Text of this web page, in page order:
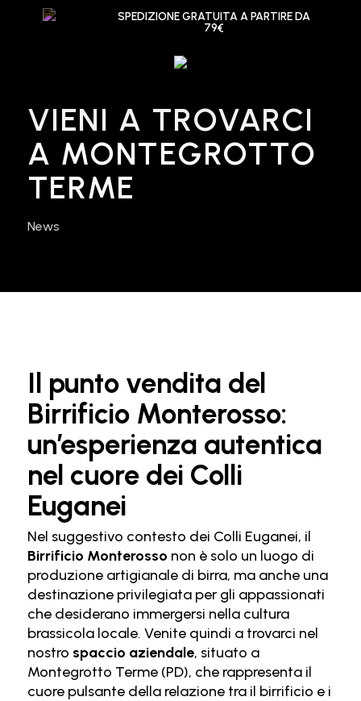
SPEDIZIONE GRATUITA A PARTIRE DA
79€
VIENI A TROVARCI
A MONTEGROTTO
TERME
News
Il punto vendita del
Birrificio Monterosso:
un’esperienza autentica
nel cuore dei Colli
Euganei
Nel suggestivo contesto dei Colli Euganei, il
Birrificio Monterosso non è solo un luogo di
produzione artigianale di birra, ma anche una
destinazione privilegiata per gli appassionati
che desiderano immergersi nella cultura
brassicola locale. Venite quindi a trovarci nel
nostro spaccio aziendale, situato a
Montegrotto Terme (PD), che rappresenta il
cuore pulsante della relazione tra il birrificio e i